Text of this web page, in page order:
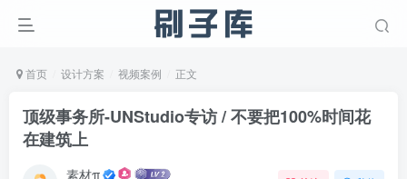
首页 设计方案 视频案例 正文
顶级事务所-UNStudio专访 / 不要把100%时间花
在建筑上
素材π